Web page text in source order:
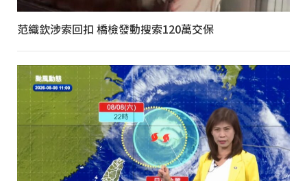
范織欽涉索回扣 橋檢發動搜索120萬交保